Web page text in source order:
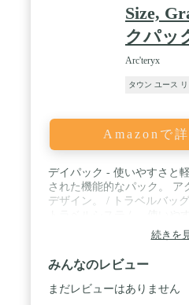
Size,
クパッ
Arc'teryx
タウン ユース リ
Amazonで
デイパック - 使いやすさと
された機能的なパック。 ア
デザイン。 / トラベルバッ
です。 / 毎日 - 技術的なア
性、耐久性を日常的なデザ
続きを
みんなのレビュー
まだレビューはありません